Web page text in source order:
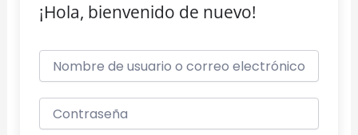
¡Hola, bienvenido de nuevo!